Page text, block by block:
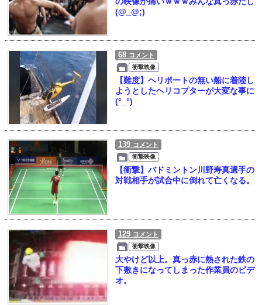
(@_@;)
68 コメント
衝撃映像
【難度】ヘリポートの無い船に着陸し
ようとしたヘリコプターが大変な事に
(°_°)
139 コメント
衝撃映像
【衝撃】バドミントン川野寿真選手の
対戦相手が試合中に倒れて亡くなる。
129 コメント
衝撃映像
大やけど以上。真っ赤に熱された鉄の
下敷きになってしまった作業員のビデ
オ。